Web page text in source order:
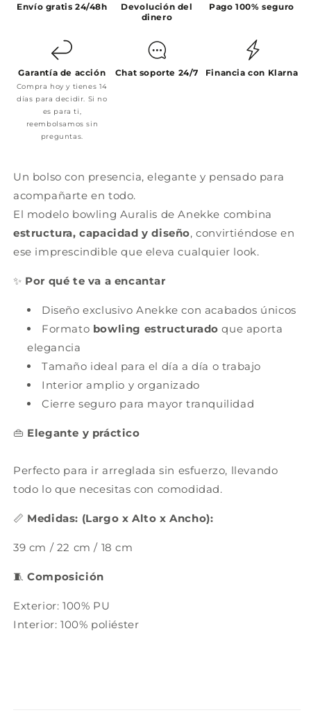
Envío gratis 24/48h
Devolución del
dinero
Pago 100% seguro
Garantía de acción
Compra hoy y tienes 14
días para decidir. Si no
es para ti,
reembolsamos sin
preguntas.
Chat soporte 24/7 Financia con Klarna
Un bolso con presencia, elegante y pensado para
acompañarte en todo.
El modelo bowling Auralis de Anekke combina
estructura, capacidad y diseño, convirtiéndose en
ese imprescindible que eleva cualquier look.
✨ Por qué te va a encantar
Diseño exclusivo Anekke con acabados únicos
Formato bowling estructurado que aporta
elegancia
Tamaño ideal para el día a día o trabajo
Interior amplio y organizado
Cierre seguro para mayor tranquilidad
👜 Elegante y práctico
Perfecto para ir arreglada sin esfuerzo, llevando
todo lo que necesitas con comodidad.
📏 Medidas: (Largo x Alto x Ancho):
39 cm / 22 cm / 18 cm
🧵Composición
Exterior: 100% PU
Interior: 100% poliéster